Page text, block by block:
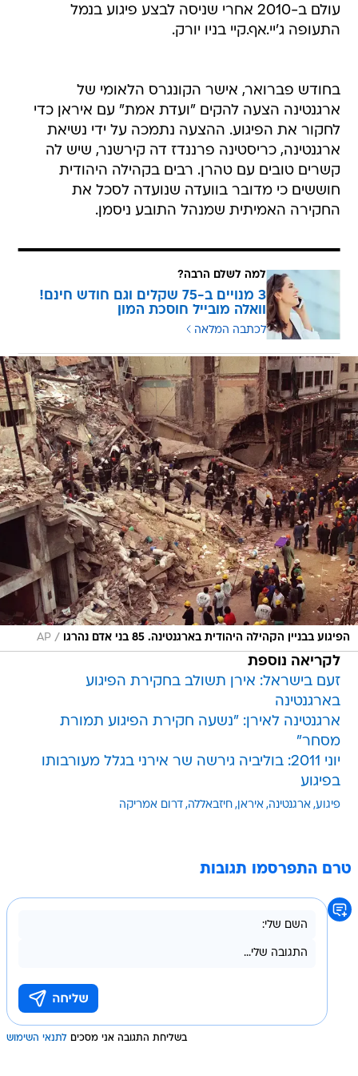
עולם ב-2010 אחרי שניסה לבצע פיגוע בנמל
התעופה ג'יי.אף.קיי בניו יורק.
בחודש פברואר, אישר הקונגרס הלאומי של
ארגנטינה הצעה להקים "ועדת אמת" עם איראן כדי
לחקור את הפיגוע. ההצעה נתמכה על ידי נשיאת
ארגנטינה, כריסטינה פרננדז דה קירשנר, שיש לה
קשרים טובים עם טהרן. רבים בקהילה היהודית
חוששים כי מדובר בוועדה שנועדה לסכל את
החקירה האמיתית שמנהל התובע ניסמן.
למה לשלם הרבה?
3 מנויים ב-75 שקלים וגם חודש חינם!
וואלה מובייל חוסכת המון
לכתבה המלאה
הפיגוע בבניין הקהילה היהודית בארגנטינה. 85 בני אדם נהרגו /
AP
לקריאה נוספת
זעם בישראל: אירן תשולב בחקירת הפיגוע
בארגנטינה
ארגנטינה לאירן: "נשעה חקירת הפיגוע תמורת
מסחר"
יוני 2011: בוליביה גירשה שר אירני בגלל מעורבותו
בפיגוע
פיגוע ארגנטינה איראן חיזבאללה דרום אמריקה
טרם התפרסמו תגובות
בשליחת התגובה אני מסכים לתנאי השימוש